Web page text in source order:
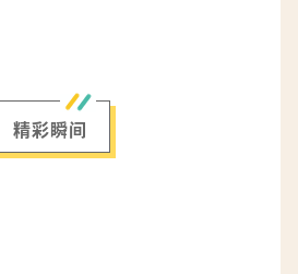
精彩瞬间